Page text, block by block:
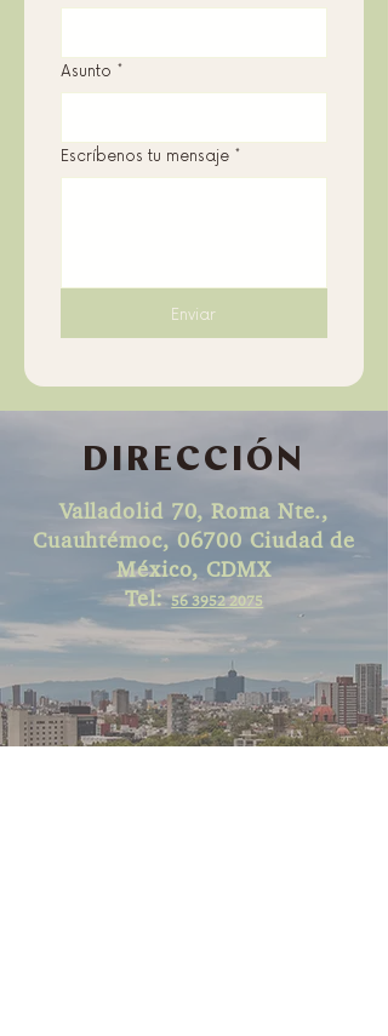
Asunto *
Escríbenos tu mensaje *
Enviar
DIRECCIÓN
Valladolid 70, Roma Nte.,
Cuauhtémoc, 06700 Ciudad de
México, CDMX
Tel:56 3952 2075